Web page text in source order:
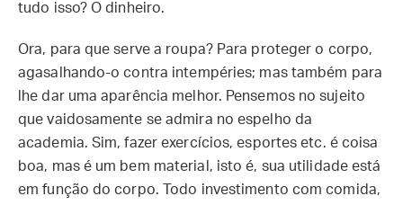
tudo isso? O dinheiro.
Ora, para que serve a roupa? Para proteger o corpo,
agasalhando-o contra intempéries; mas também para
lhe dar uma aparência melhor. Pensemos no sujeito
que vaidosamente se admira no espelho da
academia. Sim, fazer exercícios, esportes etc. é coisa
boa, mas é um bem material, isto é, sua utilidade está
em função do corpo. Todo investimento com comida,